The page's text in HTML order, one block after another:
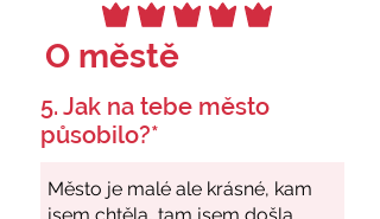
O městě
5. Jak na tebe město
působilo?*